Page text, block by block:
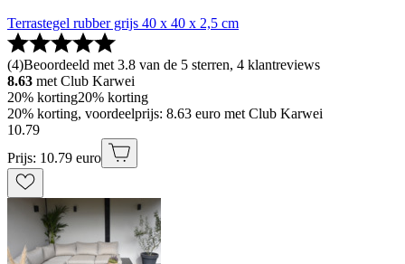
Terrastegel rubber grijs 40 x 40 x 2,5 cm
(4)Beoordeeld met 3.8 van de 5 sterren, 4 klantreviews
8.63 met Club Karwei
20% korting20% korting
20% korting, voordeelprijs: 8.63 euro met Club Karwei
10.79
Prijs: 10.79 euro